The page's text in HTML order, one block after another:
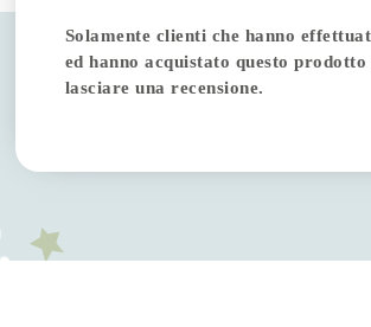
Solamente clienti che hanno
ed hanno acquistato questo prodotto
lasciare una recensione.